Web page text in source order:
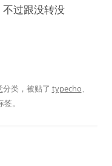
过跟没转没
分类，被贴了 typecho、
签。